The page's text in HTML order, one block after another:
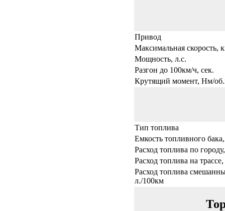
Привод
Максимальная скорость,
Мощность, л.с.
Разгон до 100км/ч, сек.
Крутящий момент, Нм/
Тип топлива
Емкость топливного
Расход топлива по
Расход топлива на
Расход топлива
л./100км